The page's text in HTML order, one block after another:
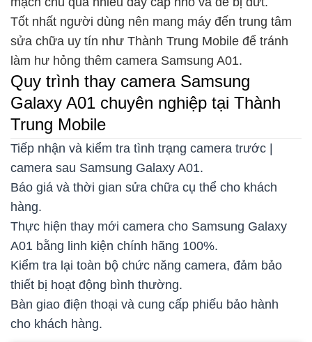
Tốt nhất người dùng nên mang máy đến trung tâm
sửa chữa uy tín như Thành Trung Mobile để tránh
làm hư hỏng thêm camera Samsung A01.
Quy trình thay camera Samsung
Galaxy A01 chuyên nghiệp tại Thành
Trung Mobile
Tiếp nhận và kiểm tra tình trạng camera trước |
camera sau Samsung Galaxy A01.
Báo giá và thời gian sửa chữa cụ thể cho khách
hàng.
Thực hiện thay mới camera cho Samsung Galaxy
A01 bằng linh kiện chính hãng 100%.
Kiểm tra lại toàn bộ chức năng camera, đảm bảo
thiết bị hoạt động bình thường.
Bàn giao điện thoại và cung cấp phiếu bảo hành
cho khách hàng.